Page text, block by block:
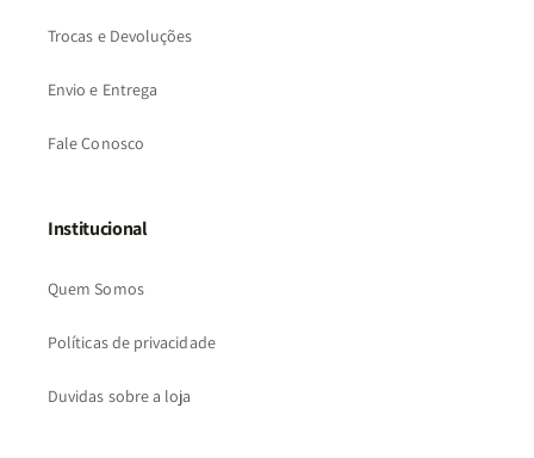
Trocas e Devoluções
Envio e Entrega
Fale Conosco
Institucional
Quem Somos
Políticas de privacidade
Duvidas sobre a loja